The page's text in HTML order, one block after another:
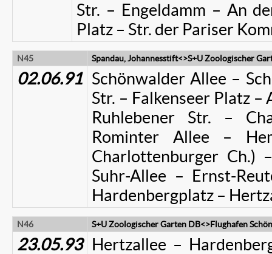
Str. – Engeldamm – An
Platz – Str. der Pariser
N45 Spandau, Johannesstift<>S+U Zoologischer
02.06.91 Schönwalder Allee –
Str. – Falkenseer Platz
Ruhlebener Str. –
Rominter Allee –
Charlottenburger Ch.)
Suhr-Allee – Ernst-
Hardenbergplatz –
N46 S+U Zoologischer Garten DB<>Flughafen
23.05.93 Hertzallee –